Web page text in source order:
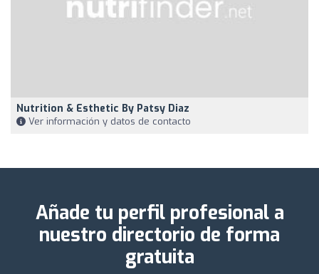
Nutrition & Esthetic By Patsy Diaz
Ver información y datos de contacto
Añade tu perfil profesional a
nuestro directorio de forma
gratuita